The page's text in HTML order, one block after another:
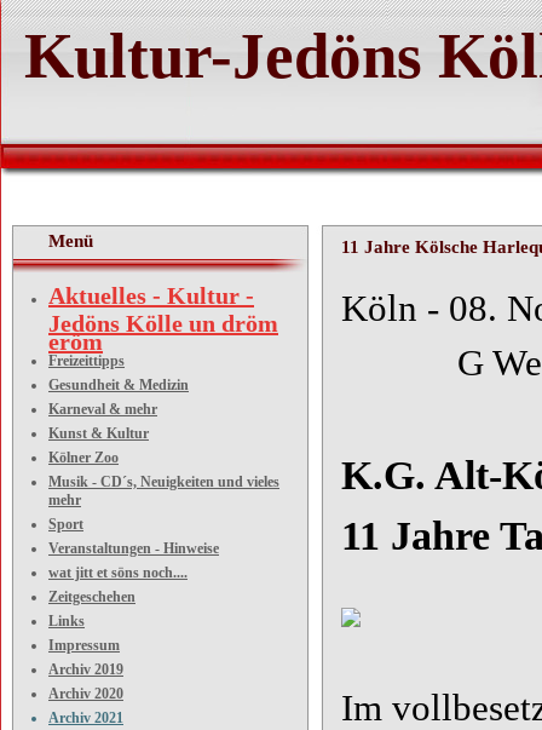
Kultur-Jedöns
Menü
Aktuelles - Kultur -
Jedöns Kölle un dröm
eröm
Freizeittipps
Gesundheit & Medizin
Karneval & mehr
Kunst & Kultur
Kölner Zoo
Musik - CD´s, Neuigkeiten und vieles
mehr
Sport
Veranstaltungen - Hinweise
wat jitt et söns noch....
Zeitgeschehen
Links
Impressum
Archiv 2019
Archiv 2020
Archiv 2021
11 Jahre Kölsche
Köln
G
K.G. Alt-
11 Jahre
Im